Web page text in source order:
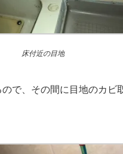
床付近の目地
で、その間に目地のカビ